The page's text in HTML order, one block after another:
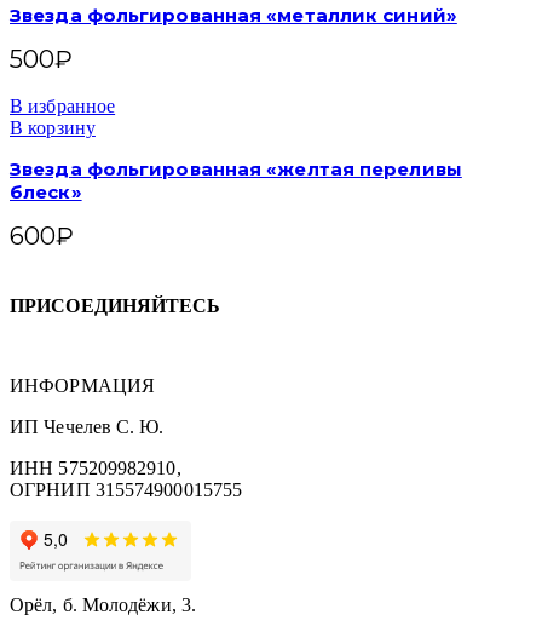
Звезда фольгированная «металлик синий»
500₽
В избранное
В корзину
Звезда фольгированная «желтая переливы
блеск»
600₽
ПРИСОЕДИНЯЙТЕСЬ
ИНФОРМАЦИЯ
ИП Чечелев С. Ю.
ИНН 575209982910,
ОГРНИП 315574900015755
Орёл, б. Молодёжи, 3.